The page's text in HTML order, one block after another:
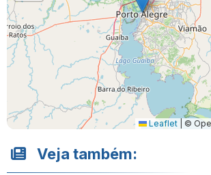
Leaflet ©
Veja também: